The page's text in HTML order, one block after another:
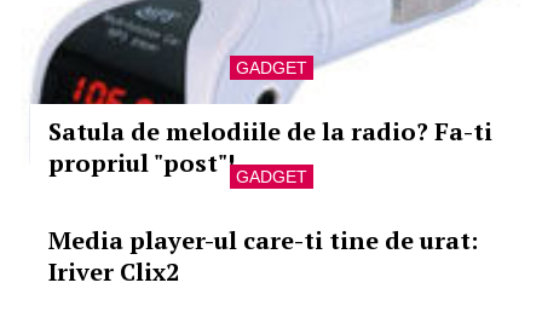
GADGET
Satula de melodiile de la radio? Fa-ti
propriul "post"!GADGET
Media player-ul care-ti tine de urat:
Iriver Clix2